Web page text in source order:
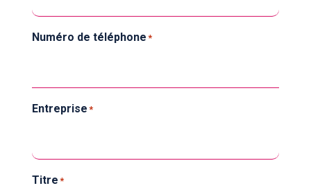
Numéro de téléphone *
Entreprise *
Titre *